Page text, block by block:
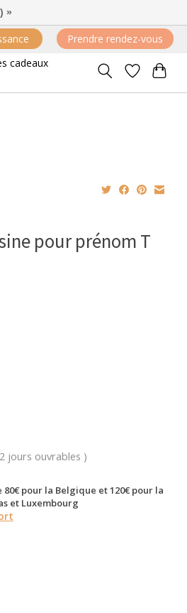
Prendre rendez-vous
cadeaux
pour prénom T
jours ouvrables )
pour la Belgique et 120€ pour la
et Luxembourg
»